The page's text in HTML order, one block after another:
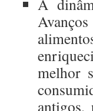
A
melhor
antigos,